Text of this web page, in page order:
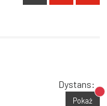
Dystans:
Pokaż